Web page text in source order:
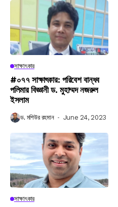
সাক্ষাৎকার
#০৭৭ সাক্ষাৎকার: পরিবেশ বান্ধব
পলিমার বিজ্ঞানী ড. মুহাম্মদ নজরুল
ইসলাম
ড. মশিউর রহমান June 24, 2023
সাক্ষাৎকার